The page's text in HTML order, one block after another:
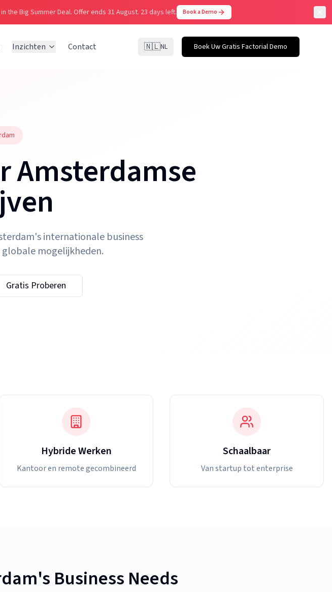
the Big Summer Deal. Offer ends 31 August. 23 days left. Book a Demo
Inzichten Contact 🇳🇱NL Boek Uw Gratis Factorial Demo
Amsterdamse
internationale business
mogelijkheden.
Gratis Proberen
Hybride Werken
Kantoor en remote gecombineerd
Schaalbaar
Van startup tot enterprise
Business Needs